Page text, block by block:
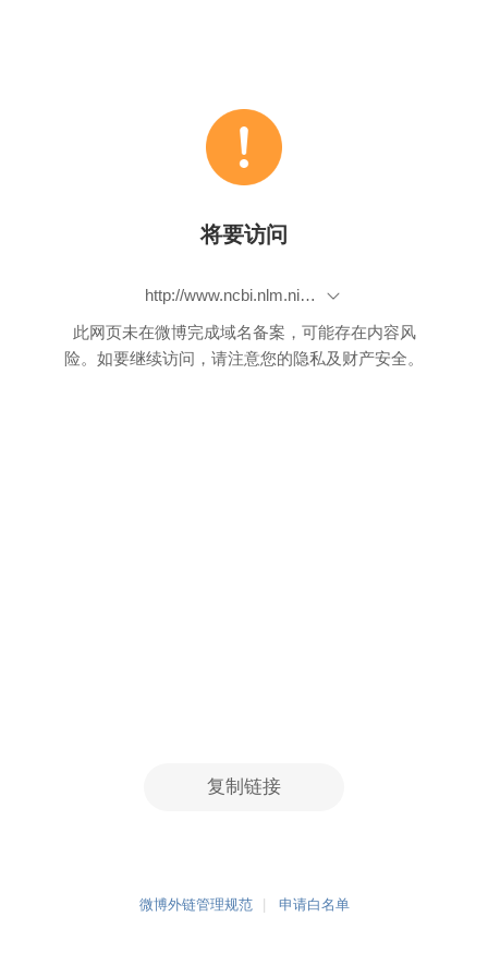
将要访问
http://www.ncbi.nlm.nih.gov/pubmed/23430983?dopt=Abstract
此网页未在微博完成域名备案，可能存在内容风
险。如要继续访问，请注意您的隐私及财产安全。
复制链接
微博外链管理规范 申请白名单